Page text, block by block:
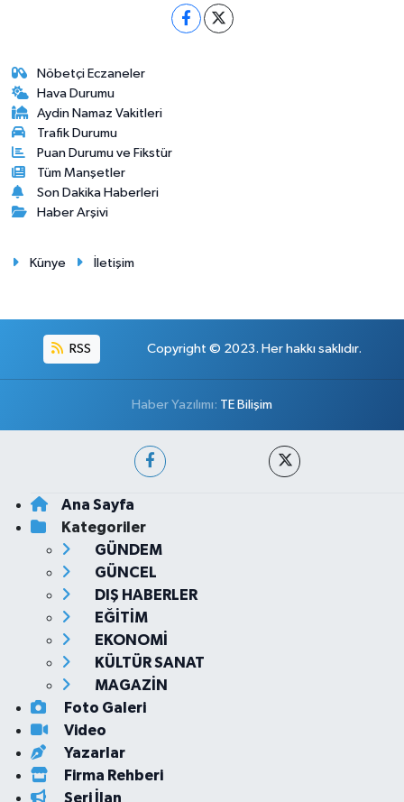
Nöbetçi Eczaneler
Hava Durumu
Aydin Namaz Vakitleri
Trafik Durumu
Puan Durumu ve Fikstür
Tüm Manşetler
Son Dakika Haberleri
Haber Arşivi
Künye İletişim
RSS Copyright © 2023. Her hakkı saklıdır.
Haber Yazılımı: TE Bilişim
Ana Sayfa
Kategoriler
GÜNDEM
GÜNCEL
DIŞ HABERLER
EĞİTİM
EKONOMİ
KÜLTÜR SANAT
MAGAZİN
Foto Galeri
Video
Yazarlar
Firma Rehberi
Seri İlan